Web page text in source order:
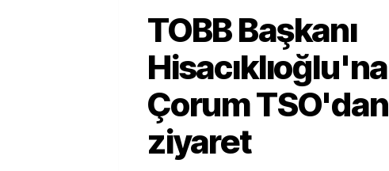
TOBB Başkanı
Hisacıklıoğlu'na
Çorum TSO'dan
ziyaret